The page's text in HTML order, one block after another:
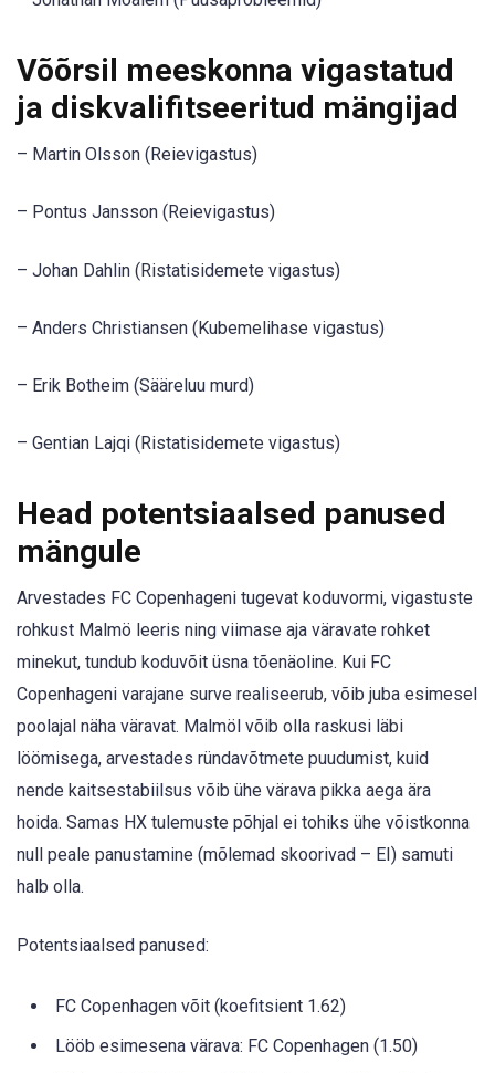
Võõrsil meeskonna vigastatud
ja diskvalifitseeritud mängijad
– Martin Olsson (Reievigastus)
– Pontus Jansson (Reievigastus)
– Johan Dahlin (Ristatisidemete vigastus)
– Anders Christiansen (Kubemelihase vigastus)
– Erik Botheim (Sääreluu murd)
– Gentian Lajqi (Ristatisidemete vigastus)
Head potentsiaalsed panused
mängule
Arvestades FC Copenhageni tugevat koduvormi, vigastuste
rohkust Malmö leeris ning viimase aja väravate rohket
minekut, tundub koduvõit üsna tõenäoline. Kui FC
Copenhageni varajane surve realiseerub, võib juba esimesel
poolajal näha väravat. Malmöl võib olla raskusi läbi
löömisega, arvestades ründavõtmete puudumist, kuid
nende kaitsestabiilsus võib ühe värava pikka aega ära
hoida. Samas HX tulemuste põhjal ei tohiks ühe võistkonna
null peale panustamine (mõlemad skoorivad – EI) samuti
halb olla.
Potentsiaalsed panused:
FC Copenhagen võit (koefitsient 1.62)
Lööb esimesena värava: FC Copenhagen (1.50)